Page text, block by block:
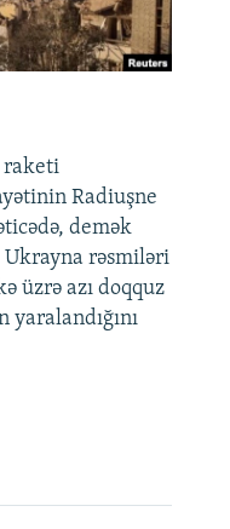
raketi
Radiuşne
demək
rəsmiləri
üzrə azı doqquz